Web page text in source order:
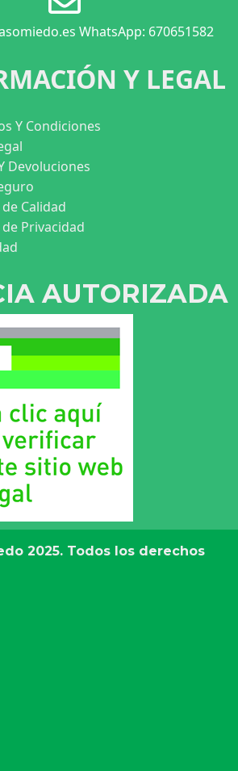
WhatsApp: 670651582
Y LEGAL
Y Condiciones
Devoluciones
Calidad
Privacidad
AUTORIZADA
2025. Todos los derechos